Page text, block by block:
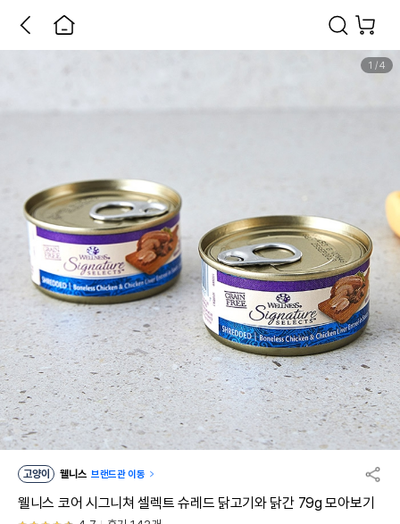
1 /4
고양이 웰니스 브랜드관 이동
웰니스 코어 시그니쳐 셀렉트 슈레드 닭고기와 닭간 79g 모아보기